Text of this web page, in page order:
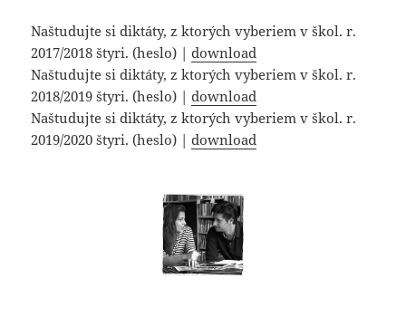
Naštudujte si diktáty, z ktorých vyberiem v škol. r.
2017/2018 štyri. (heslo) |download
Naštudujte si diktáty, z ktorých vyberiem v škol. r.
2018/2019 štyri. (heslo) |download
Naštudujte si diktáty, z ktorých vyberiem v škol. r.
2019/2020 štyri. (heslo) |download